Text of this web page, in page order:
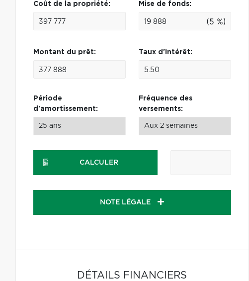
Coût de la propriété: Mise de fonds:
(5 %)
Montant du prêt: Taux d'intérêt:
Période
d'amortissement:
Fréquence des
versements:
CALCULER
NOTE LÉGALE
DÉTAILS FINANCIERS